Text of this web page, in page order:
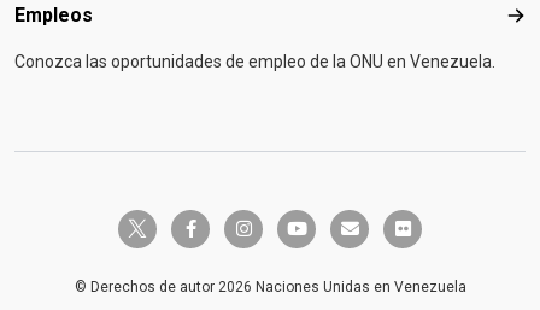
Empleos
Conozca las oportunidades de empleo de la ONU en Venezuela.
twitter-x facebook-finstagramyoutube envelopeflickr
© Derechos de autor 2026 Naciones Unidas en Venezuela